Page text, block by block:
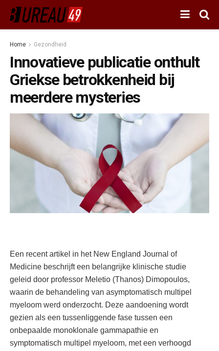
Home Gezondheid
Innovatieve publicatie onthult
Griekse betrokkenheid bij
meerdere mysteries
Een recent artikel in het New England Journal of
Medicine beschrijft een belangrijke klinische studie
geleid door professor Meletio (Thanos) Dimopoulos,
waarin de behandeling van asymptomatisch multipel
myeloom werd onderzocht. Deze aandoening wordt
gezien als een tussenliggende fase tussen een
onbepaalde monoklonale gammapathie en
symptomatisch multipel myeloom, met een verhoogd